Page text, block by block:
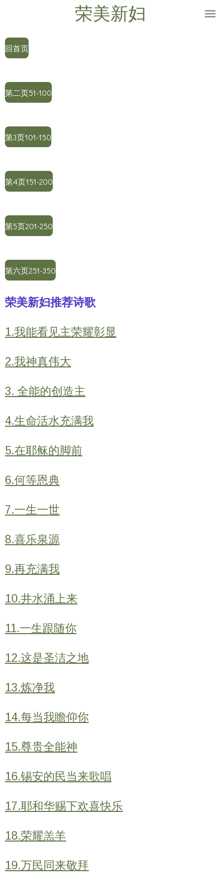
main
content
荣美新妇
回首页
第二页51-100
第3页101-150
第4页151-200
第5页201-250
第六页251-350
荣美新妇推荐诗歌
1.我能看见主荣耀彰显
2.我神真伟大
3. 全能的创造主
4.生命活水充满我
5.在耶稣的脚前
6.何等恩典
7.一生一世
8.喜乐泉源
9.再充满我
10.井水涌上来
11.一生跟随你
12.这是圣洁之地
13.炼净我
14.每当我瞻仰你
15.尊贵全能神
16.锡安的民当来歌唱
17.耶和华赐下欢喜快乐
18.荣耀羔羊
19.万民同来敬拜